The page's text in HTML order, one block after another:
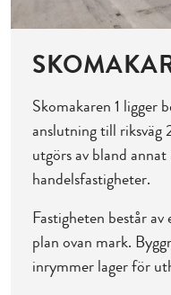
Skomakaren 1 ligger
anslutning till riksväg
utgörs av bland
handelsfastigheter.
Fastigheten består
plan ovan mark.
inrymmer lager för